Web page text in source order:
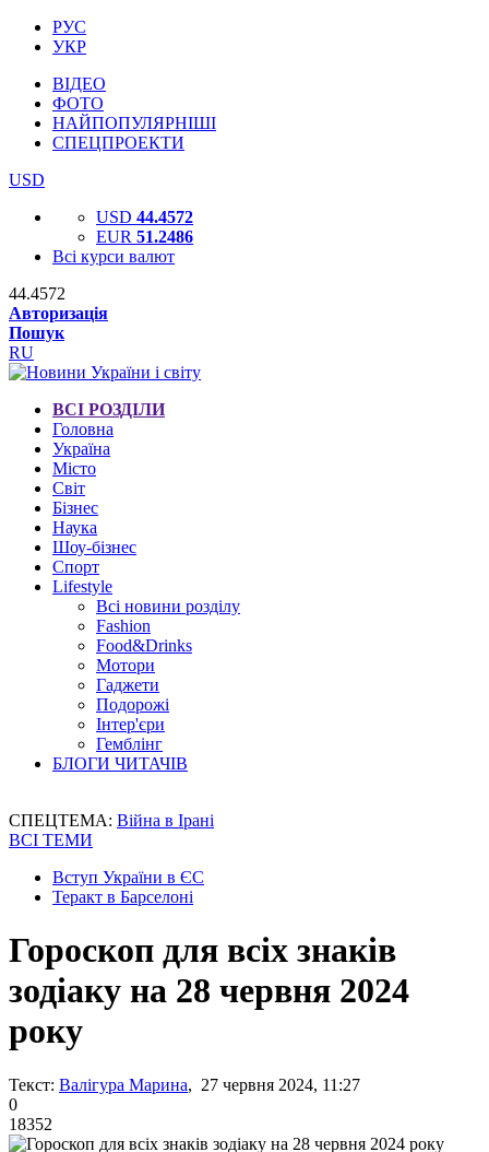
РУС
УКР
ВІДЕО
ФОТО
НАЙПОПУЛЯРНІШІ
СПЕЦПРОЕКТИ
USD
USD 44.4572
EUR 51.2486
Всі курси валют
44.4572
Авторизація
Пошук
RU
ВСІ РОЗДІЛИ
Головна
Україна
Місто
Світ
Бізнес
Наука
Шоу-бізнес
Спорт
Lifestyle
Всі новини розділу
Fashion
Food&Drinks
Мотори
Гаджети
Подорожі
Інтер'єри
Гемблінг
БЛОГИ ЧИТАЧІВ
СПЕЦТЕМА: Війна в Ірані
ВСІ ТЕМИ
Вступ України в ЄС
Теракт в Барселоні
Гороскоп для всіх знаків
зодіаку на 28 червня 2024
року
Текст: Валігура Марина, 27 червня 2024, 11:27
0
18352